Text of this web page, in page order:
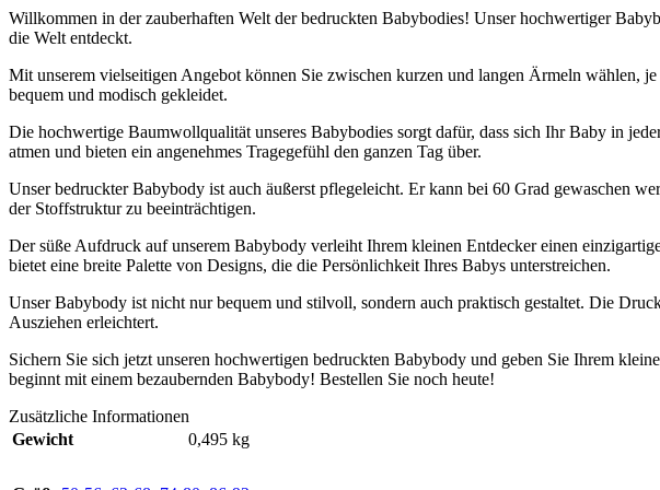
Willkommen in der zauberhaften Welt der bedruckten Babybodies! Unser hochwertiger
die Welt entdeckt.
Mit unserem vielseitigen Angebot können Sie zwischen kurzen und langen Ärmeln wählen,
bequem und modisch gekleidet.
Die hochwertige Baumwollqualität unseres Babybodies sorgt dafür, dass sich Ihr Baby in
atmen und bieten ein angenehmes Tragegefühl den ganzen Tag über.
Unser bedruckter Babybody ist auch äußerst pflegeleicht. Er kann bei 60 Grad gewaschen
der Stoffstruktur zu beeinträchtigen.
Der süße Aufdruck auf unserem Babybody verleiht Ihrem kleinen Entdecker einen
bietet eine breite Palette von Designs, die die Persönlichkeit Ihres Babys unterstreichen.
Unser Babybody ist nicht nur bequem und stilvoll, sondern auch praktisch gestaltet. Die
Ausziehen erleichtert.
Sichern Sie sich jetzt unseren hochwertigen bedruckten Babybody und geben Sie Ihrem
beginnt mit einem bezaubernden Babybody! Bestellen Sie noch heute!
Zusätzliche Informationen
Gewicht
0,495 kg